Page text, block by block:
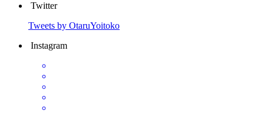
Twitter
Tweets by OtaruYoitoko
Instagram